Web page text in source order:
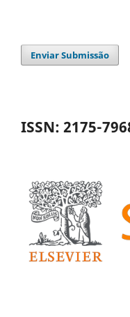
Enviar Submissão
ISSN: 2175-